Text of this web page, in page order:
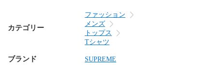
カテゴリー
ファッション
メンズ
トップス
Tシャツ
ブランド SUPREME